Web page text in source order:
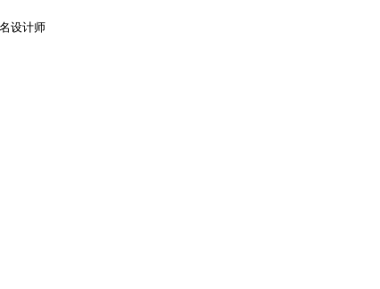
设计师